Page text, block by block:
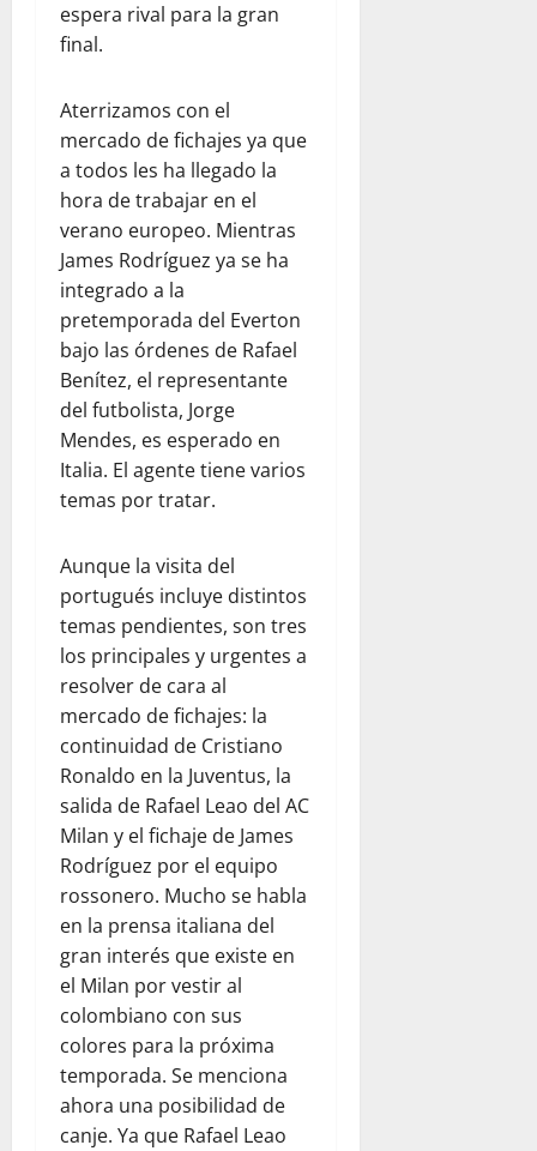
espera rival para la gran
final.
Aterrizamos con el
mercado de fichajes ya que
a todos les ha llegado la
hora de trabajar en el
verano europeo. Mientras
James Rodríguez ya se ha
integrado a la
pretemporada del Everton
bajo las órdenes de Rafael
Benítez, el representante
del futbolista, Jorge
Mendes, es esperado en
Italia. El agente tiene varios
temas por tratar.
Aunque la visita del
portugués incluye distintos
temas pendientes, son tres
los principales y urgentes a
resolver de cara al
mercado de fichajes: la
continuidad de Cristiano
Ronaldo en la Juventus, la
salida de Rafael Leao del AC
Milan y el fichaje de James
Rodríguez por el equipo
rossonero. Mucho se habla
en la prensa italiana del
gran interés que existe en
el Milan por vestir al
colombiano con sus
colores para la próxima
temporada. Se menciona
ahora una posibilidad de
canje. Ya que Rafael Leao